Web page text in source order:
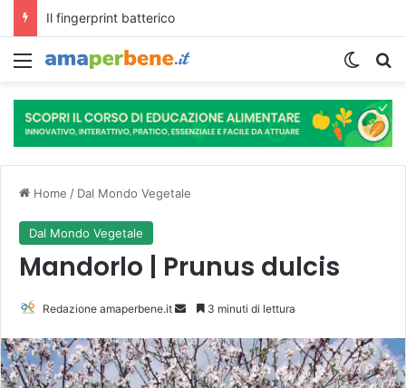
Menu
Home / Dal Mondo Vegetale
Dal Mondo Vegetale
Mandorlo | Prunus dulcis
Redazione amaperbene.it
v
i
3 minuti di lettura